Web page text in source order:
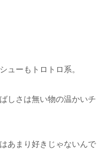
ューもトロトロ系。
しさは無い物の温かいチ
あまり好きじゃないんで